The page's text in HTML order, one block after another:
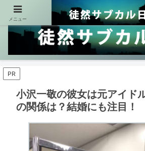
PR
小沢一敬の彼女は元アイド
の関係は？結婚にも注目！
メニュー